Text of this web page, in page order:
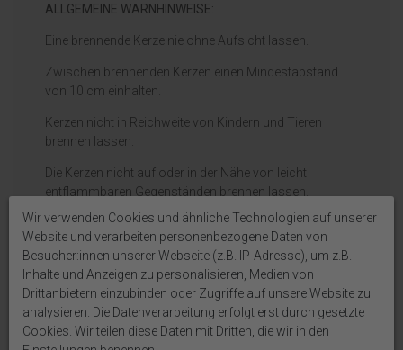
ALLGEMEINE WARNHINWEISE:
Eine brennende Kerze nie ohne Aufsicht lassen.
Zwischen brennenden Kerzen einen Mindestabstand
von 10 cm einhalten.
Kerzen nicht in Reichweite von Kindern und Tieren
brennen lassen.
Die Kerzen nicht auf oder in der Nähe von leicht
entflammbaren Gegenständen brennen lassen.
Auf Produktbildern abgebildetes Zubehör sowie
Dekoartikel gehören nicht zum Lieferumfang, sofern
diese nicht ausdrücklich eingeschlossen werden.
Wir verwenden Cookies und ähnliche Technologien auf unserer
Website und verarbeiten personenbezogene Daten von
Besucher:innen unserer Webseite (z.B. IP-Adresse), um z.B.
Inhalte und Anzeigen zu personalisieren, Medien von
Drittanbietern einzubinden oder Zugriffe auf unsere Website zu
analysieren. Die Datenverarbeitung erfolgt erst durch gesetzte
Cookies. Wir teilen diese Daten mit Dritten, die wir in den